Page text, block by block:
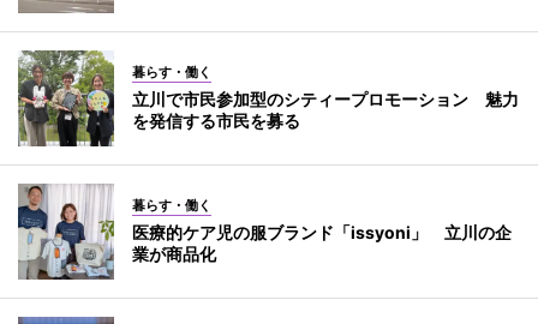
暮らす・働く
立川で市民参加型のシティープロモーション 魅力
を発信する市民を募る
暮らす・働く
医療的ケア児の服ブランド「issyoni」 立川の企
業が商品化